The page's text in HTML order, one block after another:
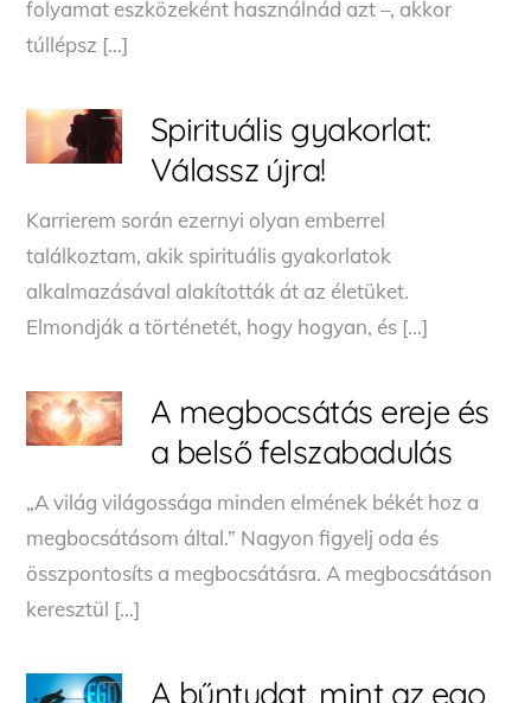
folyamat eszközeként használnád azt –, akkor
túllépsz […]
Spirituális gyakorlat:
Válassz újra!
Karrierem során ezernyi olyan emberrel
találkoztam, akik spirituális gyakorlatok
alkalmazásával alakították át az életüket.
Elmondják a történetét, hogy hogyan, és […]
A megbocsátás ereje és
a belső felszabadulás
„A világ világossága minden elmének békét hoz a
megbocsátásom által.” Nagyon figyelj oda és
összpontosíts a megbocsátásra. A megbocsátáson
keresztül […]
A bűntudat, mint az ego